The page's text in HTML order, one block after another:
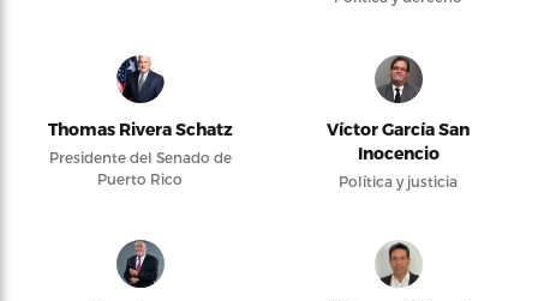
Thomas Rivera Schatz
Presidente del Senado de
Puerto Rico
Víctor García San
Inocencio
Política y justicia